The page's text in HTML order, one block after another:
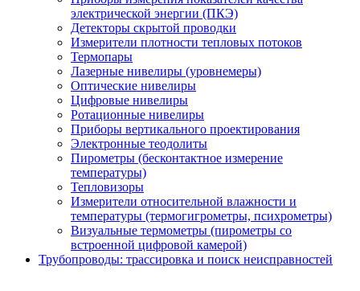
электрической энергии (ПКЭ)
Детекторы скрытой проводки
Измерители плотности тепловых потоков
Термопары
Лазерные нивелиры (уровнемеры)
Оптические нивелиры
Цифровые нивелиры
Ротационные нивелиры
Приборы вертикального проектирования
Электронные теодолиты
Пирометры (бесконтактное измерение
температуры)
Тепловизоры
Измерители относительной влажности и
температуры (термогигрометры, психрометры)
Визуальные термометры (пирометры со
встроенной цифровой камерой)
Трубопроводы: трассировка и поиск неисправностей